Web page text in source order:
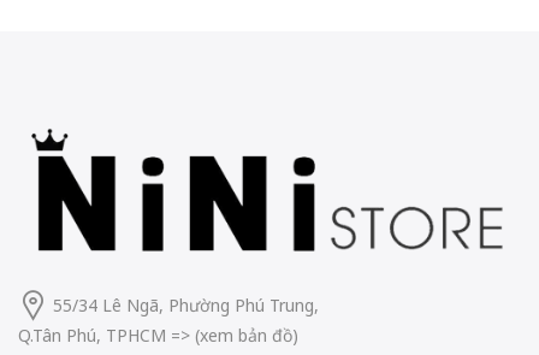
55/34 Lê Ngã, Phường Phú Trung,
Q.Tân Phú, TPHCM => (xem bản đồ)